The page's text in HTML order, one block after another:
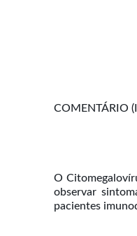
COMENTÁRIO
O
observar